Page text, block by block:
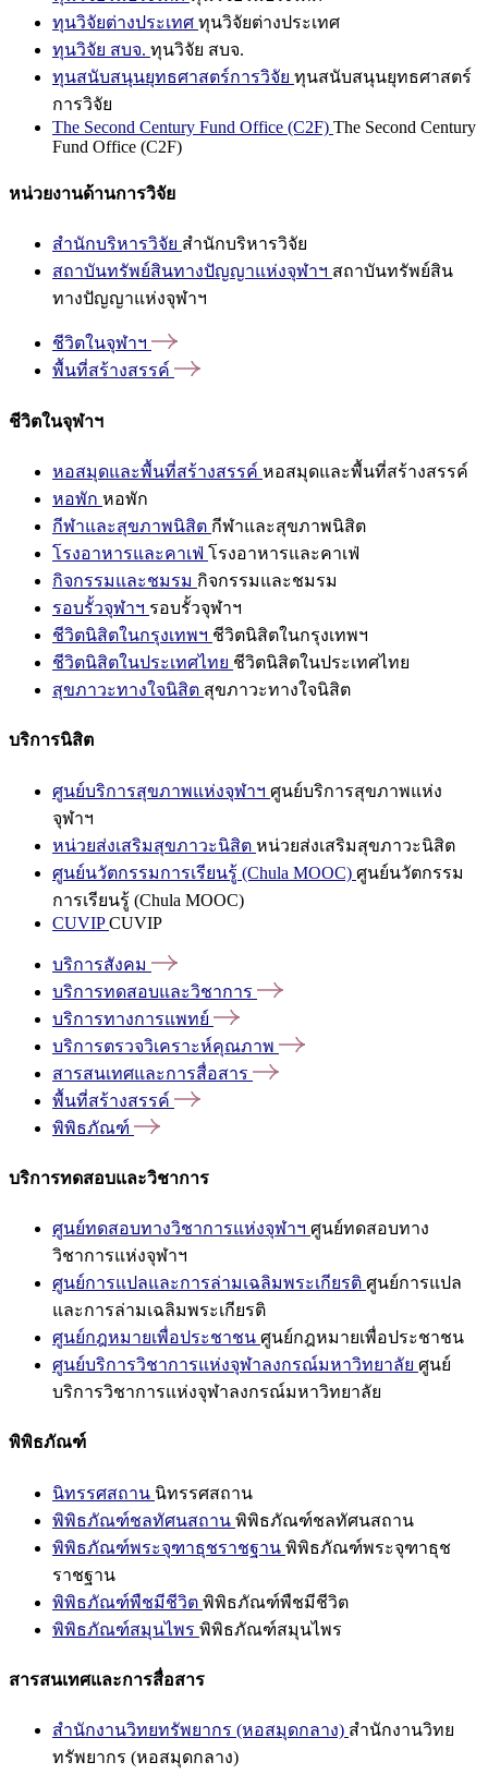
ทุนวิจัยต่างประเทศ ทุนวิจัยต่างประเทศ
ทุนวิจัย สบจ. ทุนวิจัย สบจ.
ทุนสนับสนุนยุทธศาสตร์การวิจัย ทุนสนับสนุนยุทธศาสตร์
การวิจัย
The Second Century Fund Office (C2F) The Second Century
Fund Office (C2F)
หน่วยงานด้านการวิจัย
สำนักบริหารวิจัย สำนักบริหารวิจัย
สถาบันทรัพย์สินทางปัญญาแห่งจุฬาฯ สถาบันทรัพย์สิน
ทางปัญญาแห่งจุฬาฯ
ชีวิตในจุฬาฯ
พื้นที่สร้างสรรค์
ชีวิตในจุฬาฯ
หอสมุดและพื้นที่สร้างสรรค์ หอสมุดและพื้นที่สร้างสรรค์
หอพัก หอพัก
กีฬาและสุขภาพนิสิต กีฬาและสุขภาพนิสิต
โรงอาหารและคาเฟ่ โรงอาหารและคาเฟ่
กิจกรรมและชมรม กิจกรรมและชมรม
รอบรั้วจุฬาฯ รอบรั้วจุฬาฯ
ชีวิตนิสิตในกรุงเทพฯ ชีวิตนิสิตในกรุงเทพฯ
ชีวิตนิสิตในประเทศไทย ชีวิตนิสิตในประเทศไทย
สุขภาวะทางใจนิสิต สุขภาวะทางใจนิสิต
บริการนิสิต
ศูนย์บริการสุขภาพแห่งจุฬาฯ ศูนย์บริการสุขภาพแห่ง
จุฬาฯ
หน่วยส่งเสริมสุขภาวะนิสิต หน่วยส่งเสริมสุขภาวะนิสิต
ศูนย์นวัตกรรมการเรียนรู้ (Chula MOOC) ศูนย์นวัตกรรม
การเรียนรู้ (Chula MOOC)
CUVIPCUVIP
บริการสังคม
บริการทดสอบและวิชาการ
บริการทางการแพทย์
บริการตรวจวิเคราะห์คุณภาพ
สารสนเทศและการสื่อสาร
พื้นที่สร้างสรรค์
พิพิธภัณฑ์
บริการทดสอบและวิชาการ
ศูนย์ทดสอบทางวิชาการแห่งจุฬาฯ ศูนย์ทดสอบทาง
วิชาการแห่งจุฬาฯ
ศูนย์การแปลและการล่ามเฉลิมพระเกียรติ ศูนย์การแปล
และการล่ามเฉลิมพระเกียรติ
ศูนย์กฎหมายเพื่อประชาชน ศูนย์กฎหมายเพื่อประชาชน
ศูนย์บริการวิชาการแห่งจุฬาลงกรณ์มหาวิทยาลัย ศูนย์
บริการวิชาการแห่งจุฬาลงกรณ์มหาวิทยาลัย
พิพิธภัณฑ์
นิทรรศสถาน นิทรรศสถาน
พิพิธภัณฑ์ชลทัศนสถาน พิพิธภัณฑ์ชลทัศนสถาน
พิพิธภัณฑ์พระจุฑาธุชราชฐาน พิพิธภัณฑ์พระจุฑาธุช
ราชฐาน
พิพิธภัณฑ์พืชมีชีวิต พิพิธภัณฑ์พืชมีชีวิต
พิพิธภัณฑ์สมุนไพร พิพิธภัณฑ์สมุนไพร
สารสนเทศและการสื่อสาร
สำนักงานวิทยทรัพยากร (หอสมุดกลาง) สำนักงานวิทย
ทรัพยากร (หอสมุดกลาง)